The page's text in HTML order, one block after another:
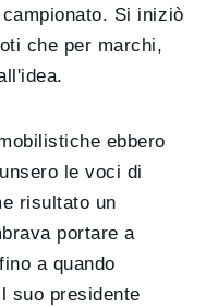
Si iniziò
che per marchi,
ebbero
le voci di
risultato un
portare a
a quando
suo presidente